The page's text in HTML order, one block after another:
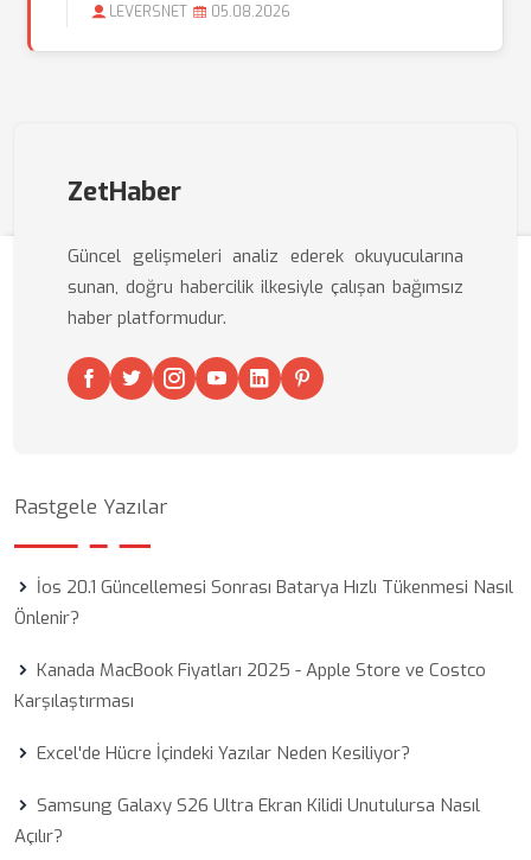
LEVERSNET 05.08.2026
ZetHaber
Güncel gelişmeleri analiz ederek okuyucularına
sunan, doğru habercilik ilkesiyle çalışan bağımsız
haber platformudur.
Rastgele Yazılar
İos 20.1 Güncellemesi Sonrası Batarya Hızlı Tükenmesi Nasıl
Önlenir?
Kanada MacBook Fiyatları 2025 - Apple Store ve Costco
Karşılaştırması
Excel'de Hücre İçindeki Yazılar Neden Kesiliyor?
Samsung Galaxy S26 Ultra Ekran Kilidi Unutulursa Nasıl
Açılır?